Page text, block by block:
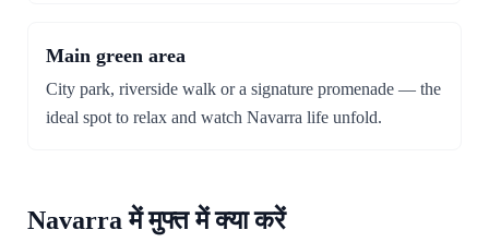
Main green area
City park, riverside walk or a signature promenade — the
ideal spot to relax and watch Navarra life unfold.
Navarra में मुफ्त में क्या करें